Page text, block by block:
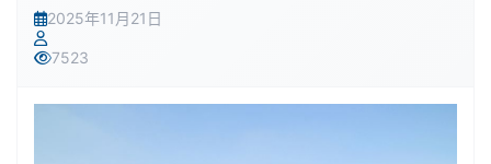
2025年11月21日
7523